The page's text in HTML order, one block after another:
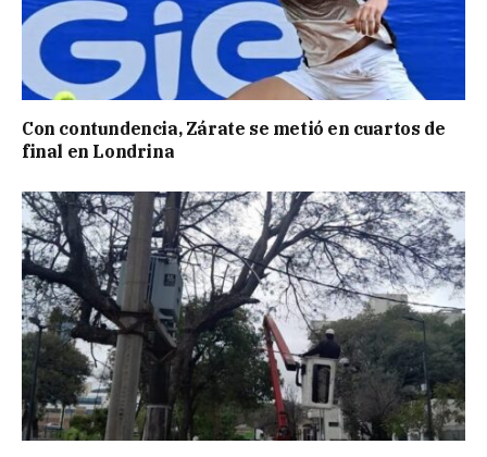
Con contundencia, Zárate se metió en cuartos de
final en Londrina